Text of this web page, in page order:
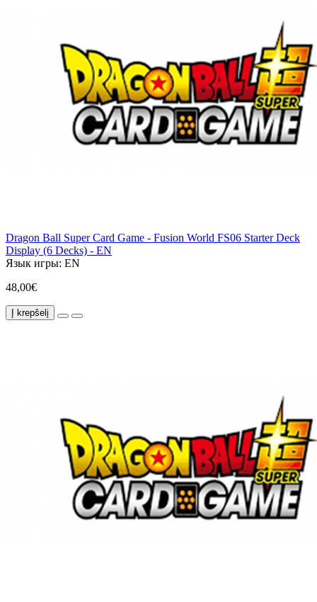
Dragon Ball Super Card Game - Fusion World FS06 Starter Deck
Display (6 Decks) - EN
Язык игры: EN
48,00€
Į krepšelį